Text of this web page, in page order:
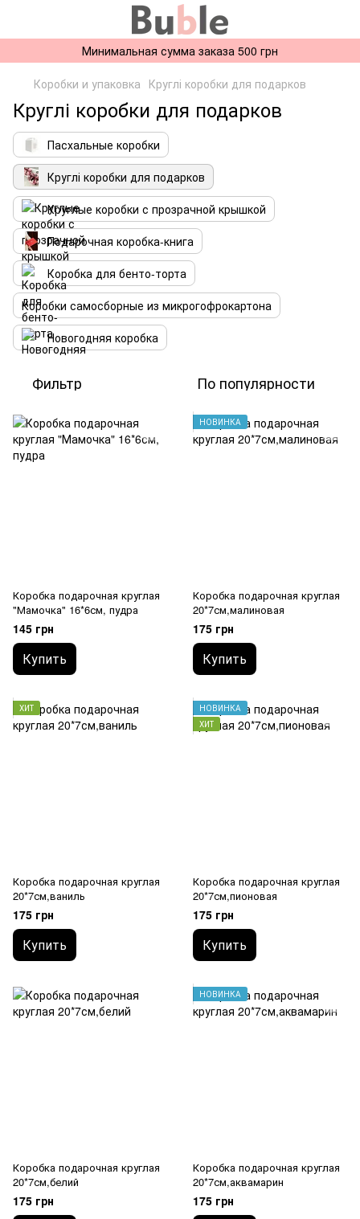
Минимальная сумма заказа 500 грн
Коробки и упаковка Круглі коробки для подарков
Круглі коробки для подарков
Пасхальные коробки
Круглі коробки для подарков
Круглые коробки с прозрачной крышкой
Подарочная коробка-книга
Коробка для бенто-торта
Коробки самосборные из микрогофрокартона
Новогодняя коробка
Фильтр По популярности
Коробка подарочная круглая
"Мамочка" 16*6см, пудра
145 грн
Купить
НОВИНКА
Коробка подарочная круглая
20*7см,малиновая
175 грн
Купить
ХИТ
Коробка подарочная круглая
20*7см,ваниль
175 грн
Купить
НОВИНКА
ХИТ
Коробка подарочная круглая
20*7см,пионовая
175 грн
Купить
Коробка подарочная круглая
20*7см,белий
175 грн
НОВИНКА
Коробка подарочная круглая
20*7см,аквамарин
175 грн